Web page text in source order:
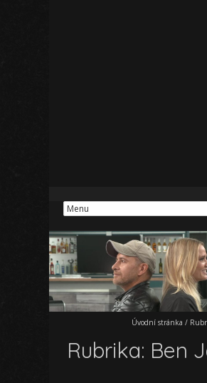
Úvodní stránka /
Rubrika: Ben